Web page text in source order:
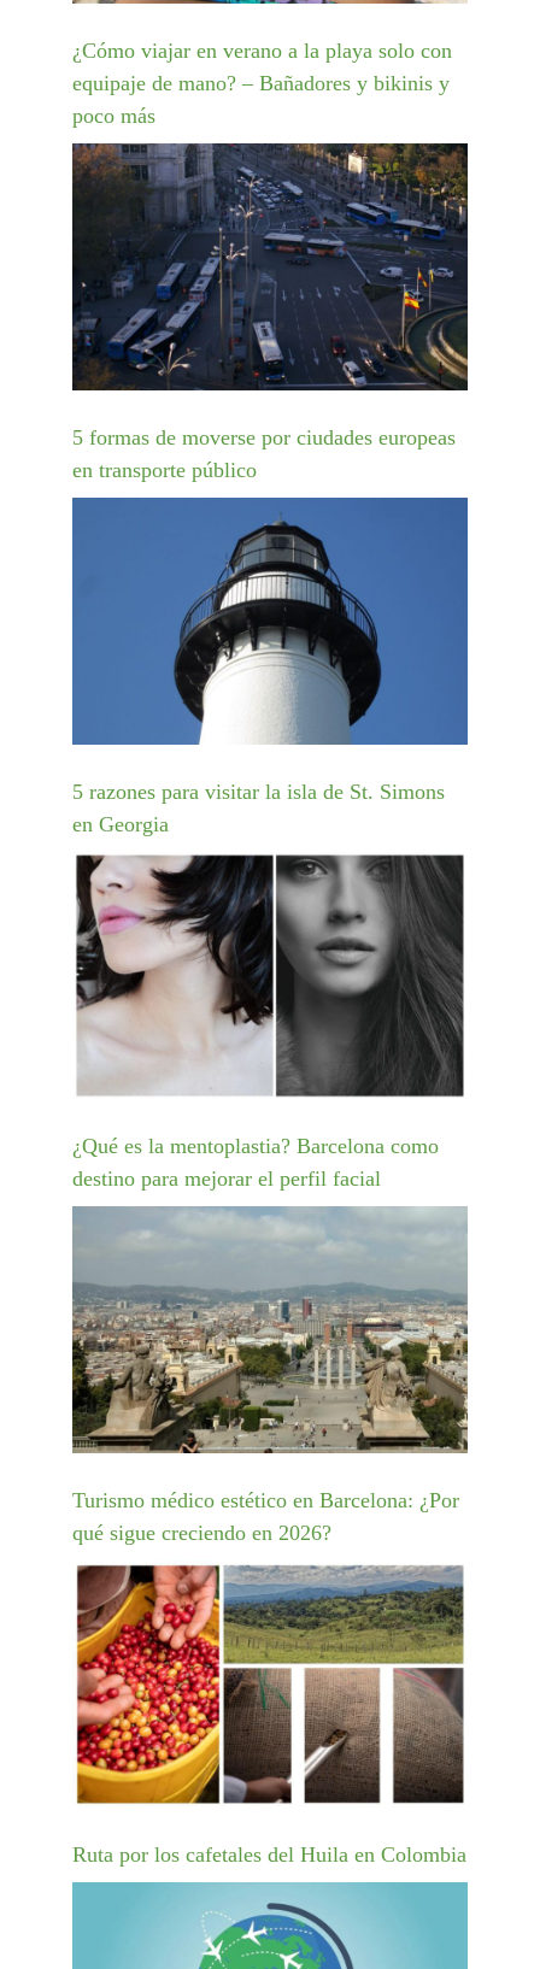
¿Cómo viajar en verano a la playa solo con
equipaje de mano? – Bañadores y bikinis y
poco más
5 formas de moverse por ciudades europeas
en transporte público
5 razones para visitar la isla de St. Simons
en Georgia
¿Qué es la mentoplastia? Barcelona como
destino para mejorar el perfil facial
Turismo médico estético en Barcelona: ¿Por
qué sigue creciendo en 2026?
Ruta por los cafetales del Huila en Colombia